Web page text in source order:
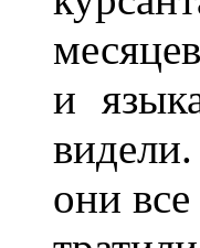
и
они